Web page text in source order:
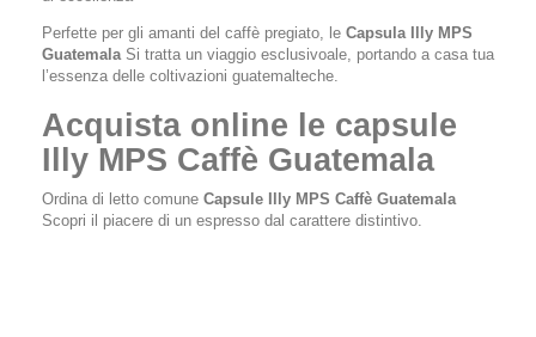
Perfette per gli amanti del caffè pregiato, le Capsula Illy MPS
GuatemalaSi tratta un viaggio esclusivoale, portando a casa tua
l’essenza delle coltivazioni guatemalteche.
Acquista online le capsule
Illy MPS Caffè Guatemala
Ordina di letto comune Capsule Illy MPS Caffè Guatemala
Scopri il piacere di un espresso dal carattere distintivo.